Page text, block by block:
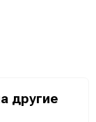
другие